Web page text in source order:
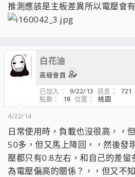
推測應該是主板差異所以電壓會
白花油
高級會員
已加入
9/22/13 訊息 721
點數
18 位置
桃園
4/22/14
日常使用時，負載也沒很高，，
50多，但又馬上降回，，然後發
壓都只有0.8左右，和自己的差蠻
為電壓偏高的關係？，，但又不